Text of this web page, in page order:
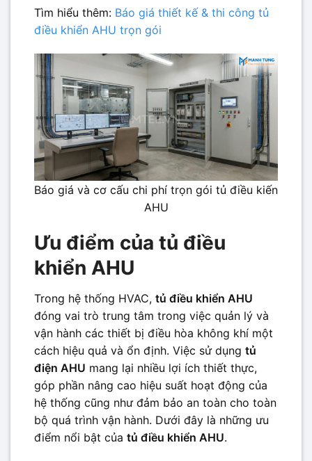
Tìm hiểu thêm: Báo giá thiết kế & thi công tủ
điều khiển AHU trọn gói
Báo giá và cơ cấu chi phí trọn gói tủ điều kiến
AHU
Ưu điểm của tủ điều
khiển AHU
Trong hệ thống HVAC, tủ điều khiển AHU
đóng vai trò trung tâm trong việc quản lý và
vận hành các thiết bị điều hòa không khí một
cách hiệu quả và ổn định. Việc sử dụng tủ
điện AHU mang lại nhiều lợi ích thiết thực,
góp phần nâng cao hiệu suất hoạt động của
hệ thống cũng như đảm bảo an toàn cho toàn
bộ quá trình vận hành. Dưới đây là những ưu
điểm nổi bật của tủ điều khiển AHU.